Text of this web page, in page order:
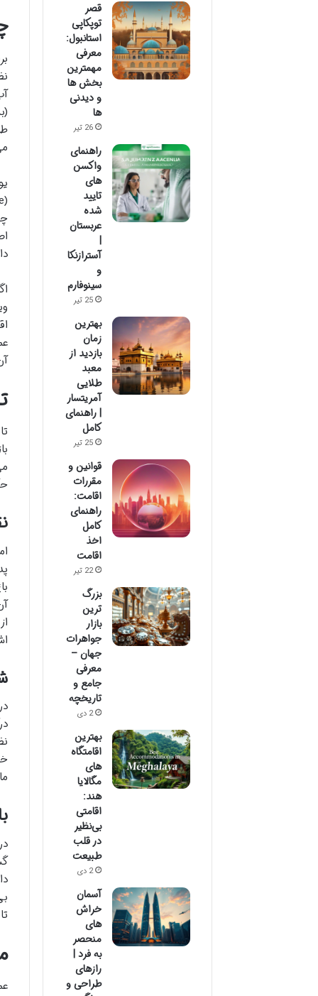
تاریخ ۶
قصر
توپکاپی
استانبول:
معرفی
مهمترین
بخش ها
و دیدنی
ها
26 تیر
راهنمای
واکسن
های
تایید
شده
عربستان
|
آسترازنکا
و
سینوفارم
25 تیر
بهترین
زمان
بازدید از
معبد
طلایی
آمریتسار
| راهنمای
کامل
25 تیر
قوانین و
مقررات
اقامت:
راهنمای
کامل
اخذ
اقامت
22 تیر
بزرگ
ترین
بازار
جواهرات
جهان –
معرفی
جامع و
تاریخچه
2 دی
بهترین
اقامتگاه‌
های
مگالایا
هند:
اقامتی
بی‌نظیر
در قلب
طبیعت
2 دی
آسمان
خراش
های
منحصر
به فرد |
رازهای
طراحی و